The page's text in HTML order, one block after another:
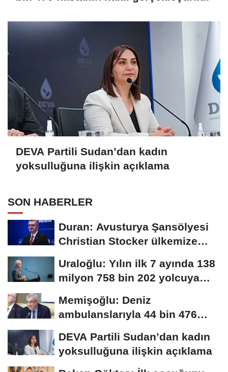
DEVA Partili Sudan’dan kadın
yoksulluğuna ilişkin açıklama
SON HABERLER
Duran: Avusturya Şansölyesi
Christian Stocker ülkemize
Uraloğlu: Yılın ilk 7 ayında 138
milyon 758 bin 202 yolcuya
Memişoğlu: Deniz
ambulanslarıyla 44 bin 476
DEVA Partili Sudan’dan kadın
yoksulluğuna ilişkin açıklama